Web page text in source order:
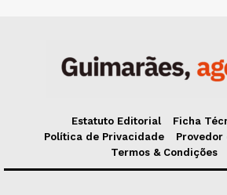
Estatuto Editorial
Ficha
Política de Privacidade
Provedor
Termos & Condições